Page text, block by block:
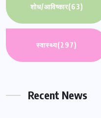
शोध/आविष्कार(63)
स्वास्थ्य(297)
Recent News